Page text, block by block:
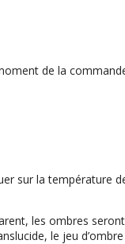
de la
sur la température
les ombres
le jeu